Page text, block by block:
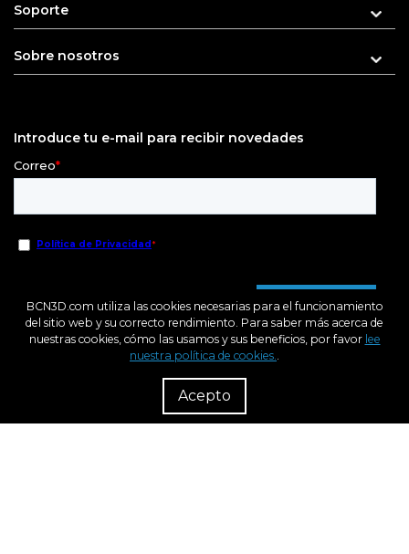
Soporte
Sobre nosotros
Introduce tu e-mail para recibir novedades
BCN3D.com utiliza las cookies necesarias para el funcionamiento
del sitio web y su correcto rendimiento. Para saber más acerca de
nuestras cookies, cómo las usamos y sus beneficios, por favor lee
nuestra política de cookies..
Acepto